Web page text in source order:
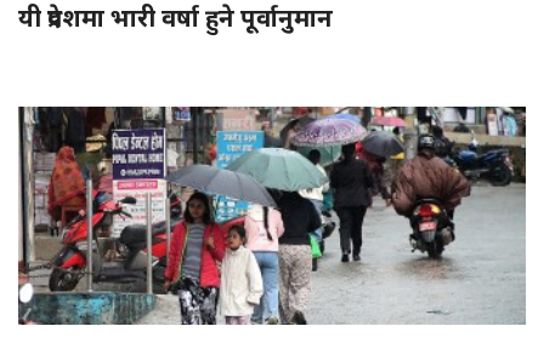
यी प्रदेशमा भारी वर्षा हुने पूर्वानुमान